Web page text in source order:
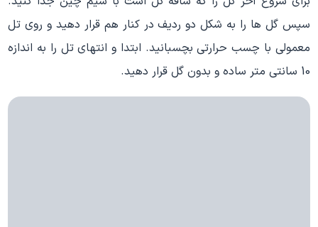
سپس گل ها را به شکل دو ردیف در کنار هم قرار دهید و روی تل
معمولی با چسب حرارتی بچسبانید. ابتدا و انتهای تل را به اندازه
10 سانتی متر ساده و بدون گل قرار دهید.